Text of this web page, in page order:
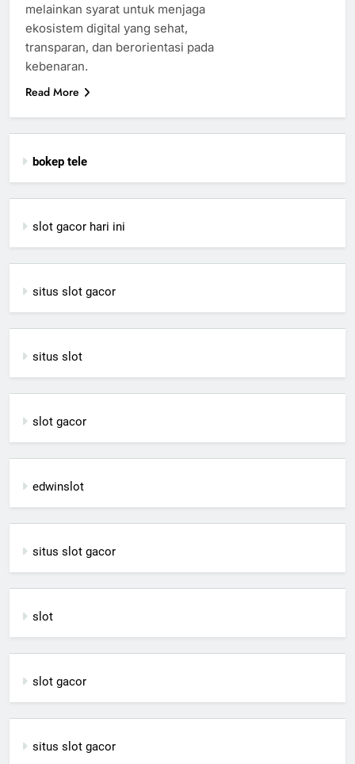
melainkan syarat untuk menjaga
ekosistem digital yang sehat,
transparan, dan berorientasi pada
kebenaran.
Read More
bokep tele
slot gacor hari ini
situs slot gacor
situs slot
slot gacor
edwinslot
situs slot gacor
slot
slot gacor
situs slot gacor